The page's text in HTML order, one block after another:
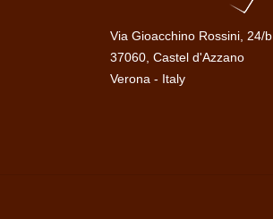
Via Gioacchino Rossini, 24/b
37060, Castel d'Azzano
Verona - Italy